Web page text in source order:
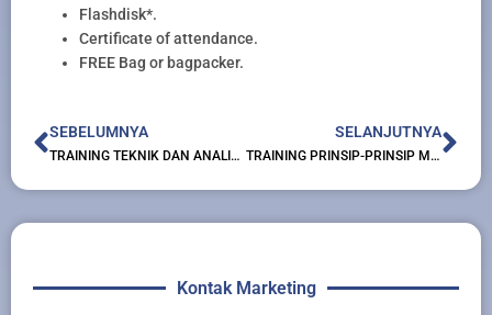
Flashdisk*.
Certificate of attendance.
FREE Bag or bagpacker.
Prev
SEBELUMNYA
TRAINING TEKNIK DAN ANALISIS LAPORAN KEUANGAN MINYAK BUMI DAN GAS
SELANJUTNYA
TRAINING PRINSIP-PRINSIP MENGENALI NASABAH UNTUK LEMBAGA KEUANGAN
Kontak Marketing